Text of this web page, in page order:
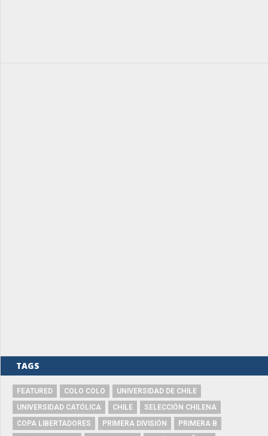
TAGS
FEATURED COLO COLO
UNIVERSIDAD DE CHILE
UNIVERSIDAD CATÓLICA
CHILE
SELECCIÓN CHILENA
COPA LIBERTADORES
PRIMERA DIVISIÓN
PRIMERA B